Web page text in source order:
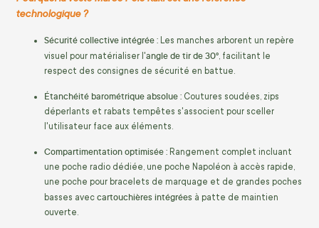
technologique ?
Sécurité collective intégrée : Les manches arborent un repère
visuel pour matérialiser l'angle de tir de 30°, facilitant le
respect des consignes de sécurité en battue.
Étanchéité barométrique absolue : Coutures soudées, zips
déperlants et rabats tempêtes s'associent pour sceller
l'utilisateur face aux éléments.
Compartimentation optimisée : Rangement complet incluant
une poche radio dédiée, une poche Napoléon à accès rapide,
une poche pour bracelets de marquage et de grandes poches
basses avec cartouchières intégrées à patte de maintien
ouverte.